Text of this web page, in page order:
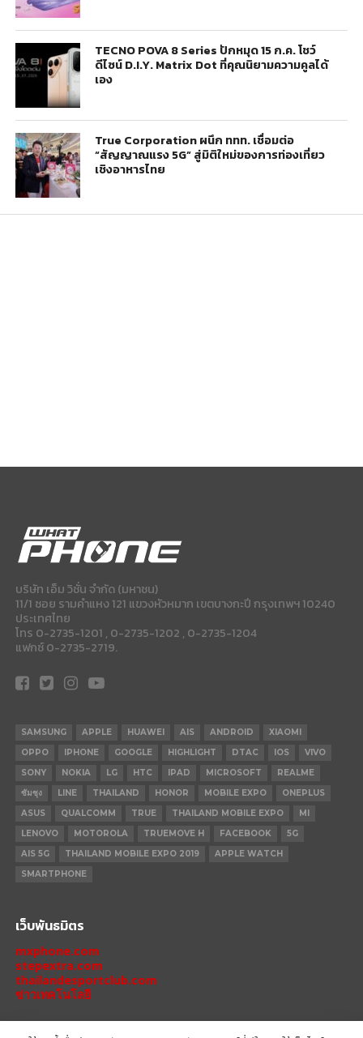
TECNO POVA 8 Series ปักหมุด 15 ก.ค. โชว์
ดีไซน์ D.I.Y. Matrix Dot ที่คุณนิยามความคูลได้
เอง
True Corporation ผนึก ททท. เชื่อมต่อ
“สัญญาณแรง 5G” สู่มิติใหม่ของการท่องเที่ยว
เชิงอาหารไทย
บริษัท เอ็ม วิชั่น จำกัด (มหาชน)
11/1 ซอย รามคำแหง 121 แขวงหัวหมาก เขตบางกะปี กรุงเทพฯ 10240
ประเทศไทย
โทร 0-2735-1201 , 0-2735-1202 , 0-2735-1204
แฟกซ์ 0-2735-2719.
SAMSUNG APPLE HUAWEI AIS ANDROID
XIAOMI
OPPO
IPHONE GOOGLE HIGHLIGHT DTAC IOS
VIVO
SONY
NOKIA LG HTC IPAD MICROSOFT
REALME
ซัมซุง
LINE THAILAND HONOR MOBILE EXPO
ONEPLUS
ASUS
QUALCOMM TRUE THAILAND MOBILE EXPO
MI
LENOVO
MOTOROLA TRUEMOVE H FACEBOOK
5G
AIS 5G
THAILAND MOBILE EXPO 2019
APPLE WATCH
SMARTPHONE
เว็บพันธมิตร
mxphone.com
stepextra.com
thailandesportclub.com
ข่าวเทคโนโลยี